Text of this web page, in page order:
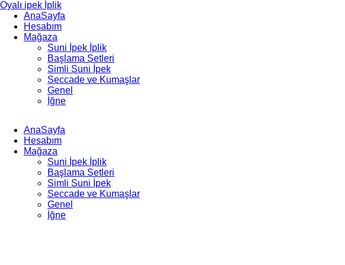
Oyalı ipek İplik
AnaSayfa
Hesabım
Mağaza
Suni İpek İplik
Başlama Setleri
Simli Suni İpek
Seccade ve Kumaşlar
Genel
İğne
AnaSayfa
Hesabım
Mağaza
Suni İpek İplik
Başlama Setleri
Simli Suni İpek
Seccade ve Kumaşlar
Genel
İğne